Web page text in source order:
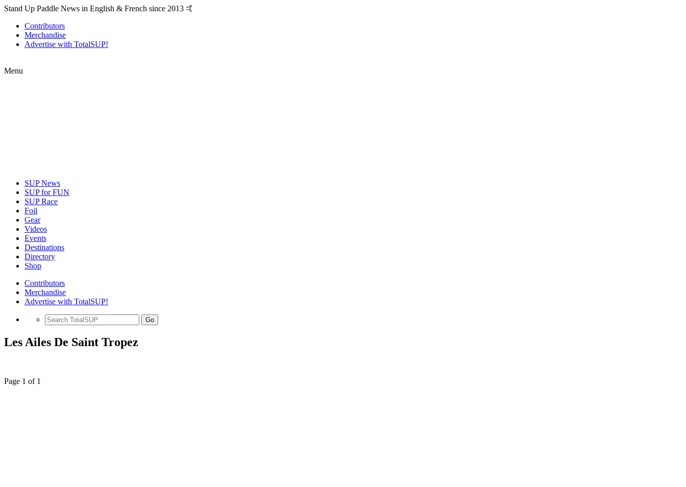
Stand Up Paddle News in English & French since 2013 🤙
Contributors
Merchandise
Advertise with TotalSUP!
Menu
SUP News
SUP for FUN
SUP Race
Foil
Gear
Videos
Events
Destinations
Directory
Shop
Contributors
Merchandise
Advertise with TotalSUP!
Go
Les Ailes De Saint Tropez
Page 1 of 1